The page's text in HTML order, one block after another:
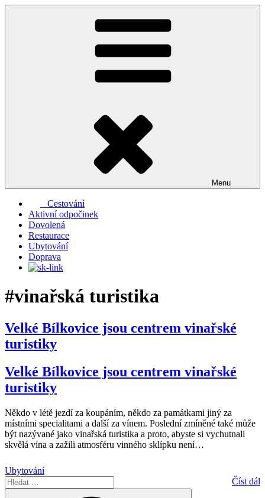
Přejít
Menu
Cestování
Aktivní odpočinek
Dovolená
Restaurace
Ubytování
Doprava
#vinařská turistika
Velké Bílkovice jsou centrem vinařské
turistiky
Velké Bílkovice jsou centrem vinařské
turistiky
Někdo v létě jezdí za koupáním, někdo za památkami jiný za
místními specialitami a další za vínem. Poslední zmíněné také může
být nazývané jako vinařská turistika a proto, abyste si vychutnali
skvělá vína a zažili atmosféru vinného sklípku není…
Ubytování
Číst dál
Hledat: